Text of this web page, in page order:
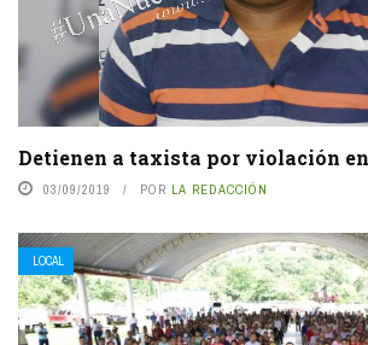
Detienen a taxista por violación
03/09/2019 POR LA REDACCIÓN
LOCAL